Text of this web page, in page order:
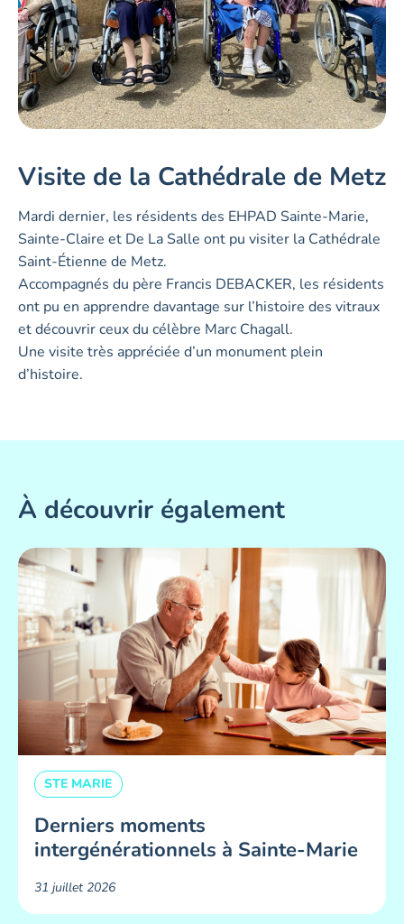
Visite de la Cathédrale de Metz
Mardi dernier, les résidents des EHPAD Sainte-Marie,
Sainte-Claire et De La Salle ont pu visiter la Cathédrale
Saint-Étienne de Metz.
Accompagnés du père Francis DEBACKER, les résidents
ont pu en apprendre davantage sur l’histoire des vitraux
et découvrir ceux du célèbre Marc Chagall.
Une visite très appréciée d’un monument plein
d’histoire.
À découvrir également
STE MARIE
Derniers moments
intergénérationnels à Sainte-Marie
31 juillet 2026